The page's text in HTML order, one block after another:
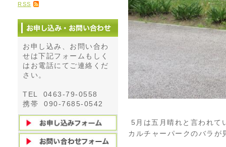
RSS
お申し込み、お問い合わ
せは下記フォームもしく
はお電話にてご連絡くだ
さい。
TEL 0463-79-0558
携帯 090-7685-0542
5月は五月晴れと言われて
カルチャーパークのバラが